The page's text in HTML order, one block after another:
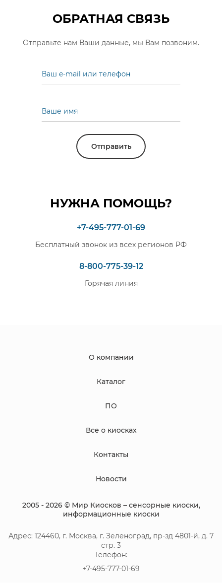
ОБРАТНАЯ СВЯЗЬ
Отправьте нам Ваши данные, мы Вам позвоним.
Ваш e-mail или телефон
Ваше имя
Отправить
НУЖНА ПОМОЩЬ?
+7-495-777-01-69
Бесплатный звонок из всех регионов РФ
8-800-775-39-12
Горячая линия
О компании
Каталог
ПО
Все о киосках
Контакты
Новости
2005 - 2026 © Мир Киосков – сенсорные киоски,
информационные киоски
Адрес: 124460, г. Москва, г. Зеленоград, пр-зд 4801-й, д. 7
стр. 3
Телефон:
+7-495-777-01-69